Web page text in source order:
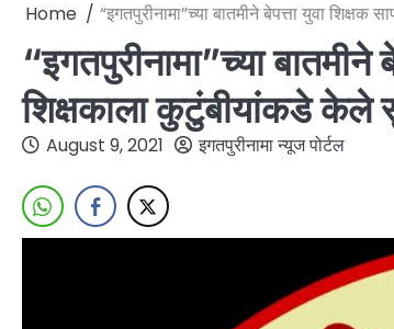
Home “इगतपुरीनामा”च्या बातमीने बेपत्ता युवा
“इगतपुरीनामा”च्या बातमीने
शिक्षकाला कुटुंबीयांकडे केले
August 9, 2021 इगतपुरीनामा न्यूज पोर्टल